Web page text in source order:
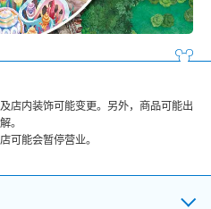
店内装饰可能变更。另外，商品可能出
。
可能会暂停营业。